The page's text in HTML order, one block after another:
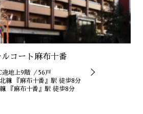
ルコート麻布十番
造地上9階 ／56戸
線 『麻布十番』駅 徒歩8分
『麻布十番』駅 徒歩8分